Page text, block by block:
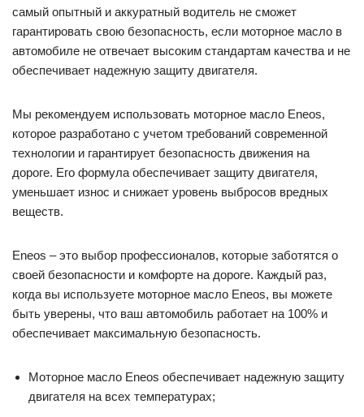
самый опытный и аккуратный водитель не сможет
гарантировать свою безопасность, если моторное масло в
автомобиле не отвечает высоким стандартам качества и не
обеспечивает надежную защиту двигателя.
Мы рекомендуем использовать моторное масло Enеos,
которое разработано с учетом требований современной
технологии и гарантирует безопасность движения на
дороге. Его формула обеспечивает защиту двигателя,
уменьшает износ и снижает уровень выбросов вредных
веществ.
Enеos – это выбор профессионалов, которые заботятся о
своей безопасности и комфорте на дороге. Каждый раз,
когда вы используете моторное масло Enеos, вы можете
быть уверены, что ваш автомобиль работает на 100% и
обеспечивает максимальную безопасность.
Моторное масло Enеos обеспечивает надежную защиту
двигателя на всех температурах;